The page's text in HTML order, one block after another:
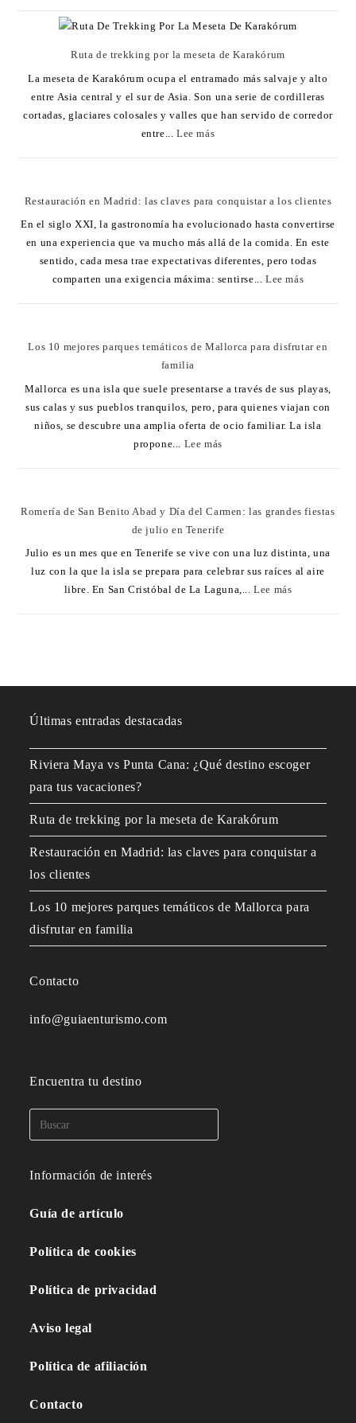
Ruta de trekking por la meseta de Karakórum
La meseta de Karakórum ocupa el entramado más salvaje y alto
entre Asia central y el sur de Asia. Son una serie de cordilleras
cortadas, glaciares colosales y valles que han servido de corredor
entre...Lee más
Restauración en Madrid: las claves para conquistar a los clientes
En el siglo XXI, la gastronomía ha evolucionado hasta convertirse
en una experiencia que va mucho más allá de la comida. En este
sentido, cada mesa trae expectativas diferentes, pero todas
comparten una exigencia máxima: sentirse...Lee más
Los 10 mejores parques temáticos de Mallorca para disfrutar en
familia
Mallorca es una isla que suele presentarse a través de sus playas,
sus calas y sus pueblos tranquilos, pero, para quienes viajan con
niños, se descubre una amplia oferta de ocio familiar. La isla
propone... Lee más
Romería de San Benito Abad y Día del Carmen: las grandes fiestas
de julio en Tenerife
Julio es un mes que en Tenerife se vive con una luz distinta, una
luz con la que la isla se prepara para celebrar sus raíces al aire
libre. En San Cristóbal de La Laguna,...Lee más
Últimas entradas destacadas
Riviera Maya vs Punta Cana: ¿Qué destino escoger
para tus vacaciones?
Ruta de trekking por la meseta de Karakórum
Restauración en Madrid: las claves para conquistar a
los clientes
Los 10 mejores parques temáticos de Mallorca para
disfrutar en familia
Contacto
info@guiaenturismo.com
Encuentra tu destino
Información de interés
Guía de artículo
Política de cookies
Política de privacidad
Aviso legal
Política de afiliación
Contacto